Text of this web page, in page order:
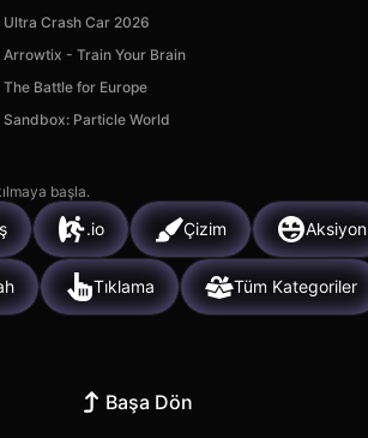
Ultra Crash Car 2026
Arrowtix - Train Your Brain
The Battle for Europe
Sandbox: Particle World
başla.
.io Çizim Aksiyon
Tıklama Tüm Kategoriler
Başa Dön